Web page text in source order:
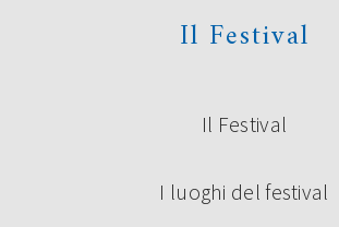
Il Festival
Il Festival
I luoghi del festival